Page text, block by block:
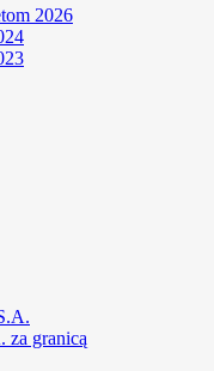
2026
za granicą